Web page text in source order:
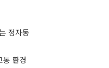
정자동
환경